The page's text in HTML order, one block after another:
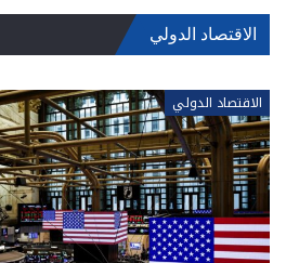
الاقتصاد الدولي
الاقتصاد الدولي